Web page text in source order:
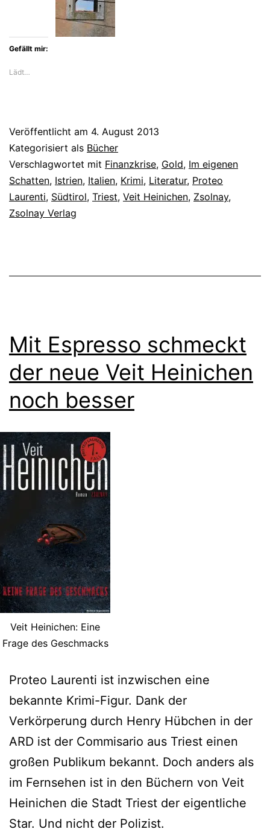
Nationalismus
vor
Gefällt mir:
Lädt…
Veröffentlicht am 4. August 2013
Kategorisiert als Bücher
Verschlagwortet mit Finanzkrise, Gold, Im eigenen
Schatten, Istrien, Italien, Krimi, Literatur, Proteo
Laurenti, Südtirol, Triest, Veit Heinichen, Zsolnay,
Zsolnay Verlag
Mit Espresso schmeckt
der neue Veit Heinichen
noch besser
Veit Heinichen: Eine
Frage des Geschmacks
Proteo Laurenti ist inzwischen eine
bekannte Krimi-Figur. Dank der
Verkörperung durch Henry Hübchen in der
ARD ist der Commisario aus Triest einen
großen Publikum bekannt. Doch anders als
im Fernsehen ist in den Büchern von Veit
Heinichen die Stadt Triest der eigentliche
Star. Und nicht der Polizist.